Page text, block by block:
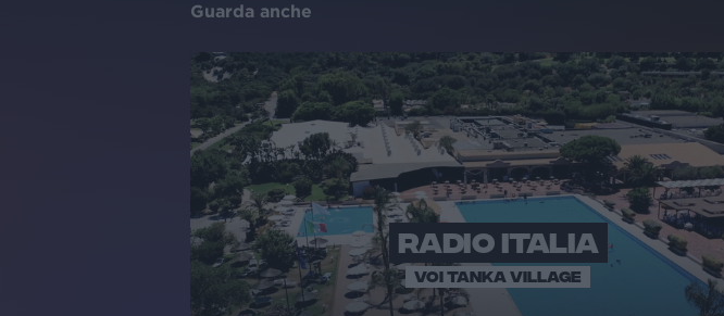
Guarda anche
RADIO ITALIA
VOI TANKA VILLAGE